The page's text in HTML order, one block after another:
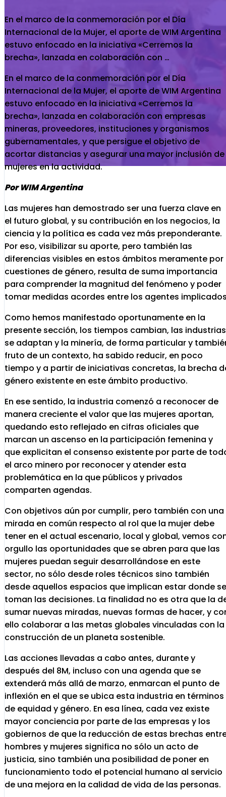
En el marco de la conmemoración por el Día
Internacional de la Mujer, el aporte de WIM Argentina
estuvo enfocado en la iniciativa «Cerremos la
brecha», lanzada en colaboración con …
En el marco de la conmemoración por el Día
Internacional de la Mujer, el aporte de WIM Argentina
estuvo enfocado en la iniciativa «Cerremos la
brecha», lanzada en colaboración con empresas
mineras, proveedores, instituciones y organismos
gubernamentales, y que persigue el objetivo de
acortar distancias y asegurar una mayor inclusión de
mujeres en la actividad.
Por WIM Argentina
Las mujeres han demostrado ser una fuerza clave en
el futuro global, y su contribución en los negocios, la
ciencia y la política es cada vez más preponderante.
Por eso, visibilizar su aporte, pero también las
diferencias visibles en estos ámbitos meramente por
cuestiones de género, resulta de suma importancia
para comprender la magnitud del fenómeno y poder
tomar medidas acordes entre los agentes
Como hemos manifestado oportunamente en la
presente sección, los tiempos cambian, las industrias
se adaptan y la minería, de forma particular y
fruto de un contexto, ha sabido reducir, en poco
tiempo y a partir de iniciativas concretas, la brecha
género existente en este ámbito productivo.
En ese sentido, la industria comenzó a reconocer de
manera creciente el valor que las mujeres aportan,
quedando esto reflejado en cifras oficiales que
marcan un ascenso en la participación femenina y
que explicitan el consenso existente por parte de
el arco minero por reconocer y atender esta
problemática en la que públicos y privados
comparten agendas.
Con objetivos aún por cumplir, pero también con una
mirada en común respecto al rol que la mujer debe
tener en el actual escenario, local y global, vemos
orgullo las oportunidades que se abren para que las
mujeres puedan seguir desarrollándose en este
sector, no sólo desde roles técnicos sino también
desde aquellos espacios que implican estar donde se
toman las decisiones. La finalidad no es otra que la
sumar nuevas miradas, nuevas formas de hacer, y
ello colaborar a las metas globales vinculadas con la
construcción de un planeta sostenible.
Las acciones llevadas a cabo antes, durante y
después del 8M, incluso con una agenda que se
extenderá más allá de marzo, enmarcan el punto de
inflexión en el que se ubica esta industria en términos
de equidad y género. En esa línea, cada vez existe
mayor conciencia por parte de las empresas y los
gobiernos de que la reducción de estas brechas
hombres y mujeres significa no sólo un acto de
justicia, sino también una posibilidad de poner en
funcionamiento todo el potencial humano al servicio
de una mejora en la calidad de vida de las personas.